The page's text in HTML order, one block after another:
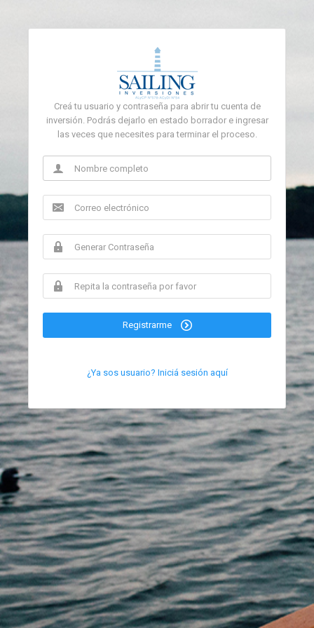
Creá tu usuario y contraseña para abrir tu cuenta de
inversión. Podrás dejarlo en estado borrador e ingresar
las veces que necesites para terminar el proceso.
Registrarme
¿Ya sos usuario? Iniciá sesión aquí